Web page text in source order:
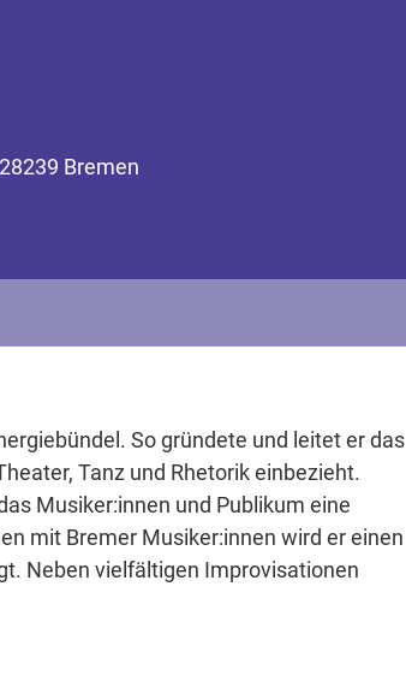
Bremen
So gründete und leitet er das
Tanz und Rhetorik einbezieht.
Musiker:innen und Publikum eine
mit Bremer Musiker:innen wird er einen
Neben vielfältigen Improvisationen